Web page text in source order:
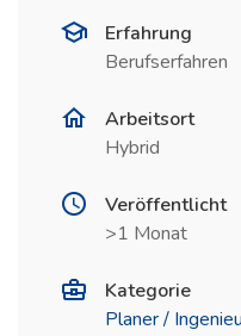
Erfahrung
Berufserfahren
Arbeitsort
Hybrid
Veröffentlicht
>1 Monat
Kategorie
Planer /